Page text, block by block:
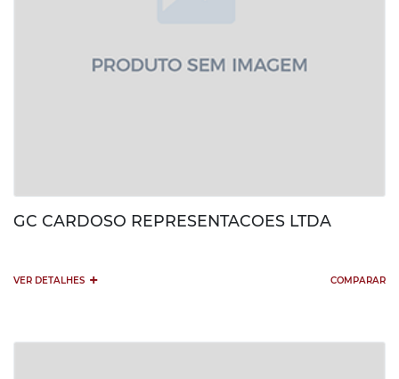
GC CARDOSO REPRESENTACOES LTDA
VER DETALHES + COMPARAR